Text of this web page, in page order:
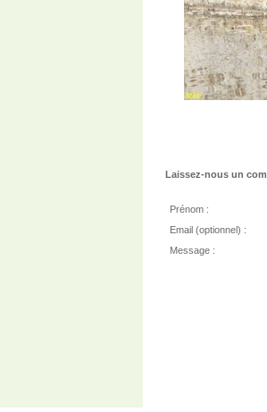
Laissez-nous un
Prénom :
Email (optionnel) :
Message :